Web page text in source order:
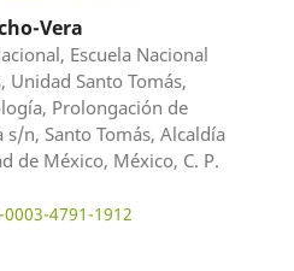
Vera
Escuela Nacional
Unidad Santo Tomás,
Prolongación de
s/n, Santo Tomás, Alcaldía
de México, México, C. P.
4791-1912